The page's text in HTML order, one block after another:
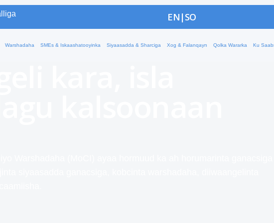
EN | SO
Warshadaha SMEs & Iskaashatooyinka Siyaasadda & Sharciga Xog & Falanqayn Qolka Wararka Ku
dhaqaale
oo wax soo saar